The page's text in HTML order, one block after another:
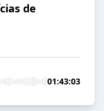
de
01:43:03